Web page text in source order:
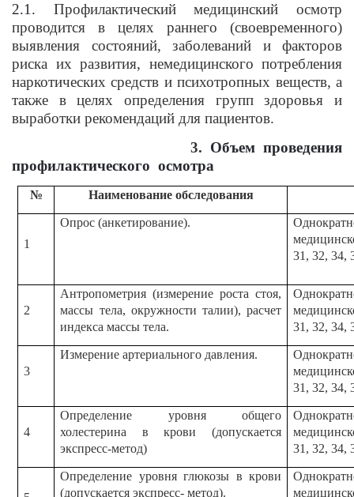
2.1.
Профилактический медицинский осмотр
проводится в целях раннего (своевременного)
выявления состояний, заболеваний и факторов
риска их развития, немедицинского потребления
наркотических средств и психотропных веществ, а
также в целях определения групп здоровья и
выработки рекомендаций для пациентов.
3. Объем проведения
профилактического осмотра
№ Наименование обследования
1
Опрос (анкетирование).
31, 32, 34,
2
Антропометрия (измерение роста стоя,
массы тела, окружности талии), расчет
индекса массы тела.
31, 32, 34,
3
Измерение артериального давления.
31, 32, 34,
4
Определение уровня общего
холестерина в крови (допускается
экспресс-метод)
31, 32, 34,
Определение уровня глюкозы в крови
(допускается экспресс- метод).